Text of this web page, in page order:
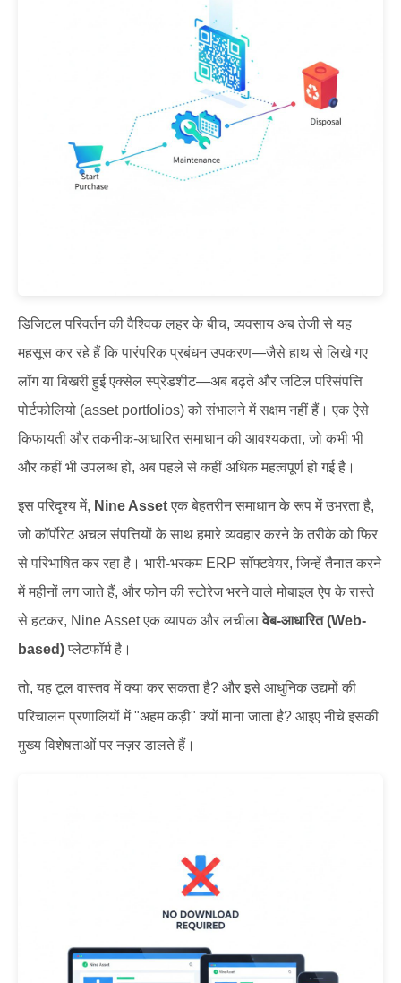
डिजिटल परिवर्तन की वैश्विक लहर के बीच, व्यवसाय अब तेजी से यह
महसूस कर रहे हैं कि पारंपरिक प्रबंधन उपकरण—जैसे हाथ से लिखे गए
लॉग या बिखरी हुई एक्सेल स्प्रेडशीट—अब बढ़ते और जटिल परिसंपत्ति
पोर्टफोलियो (asset portfolios) को संभालने में सक्षम नहीं हैं। एक ऐसे
किफायती और तकनीक-आधारित समाधान की आवश्यकता, जो कभी भी
और कहीं भी उपलब्ध हो, अब पहले से कहीं अधिक महत्वपूर्ण हो गई है।
इस परिदृश्य में, Nine Asset एक बेहतरीन समाधान के रूप में उभरता है,
जो कॉर्पोरेट अचल संपत्तियों के साथ हमारे व्यवहार करने के तरीके को फिर
से परिभाषित कर रहा है। भारी-भरकम ERP सॉफ्टवेयर, जिन्हें तैनात करने
में महीनों लग जाते हैं, और फोन की स्टोरेज भरने वाले मोबाइल ऐप के रास्ते
से हटकर, Nine Asset एक व्यापक और लचीलावेब-आधारित (Web-
based) प्लेटफॉर्म है।
तो, यह टूल वास्तव में क्या कर सकता है? और इसे आधुनिक उद्यमों की
परिचालन प्रणालियों में "अहम कड़ी" क्यों माना जाता है? आइए नीचे इसकी
मुख्य विशेषताओं पर नज़र डालते हैं।